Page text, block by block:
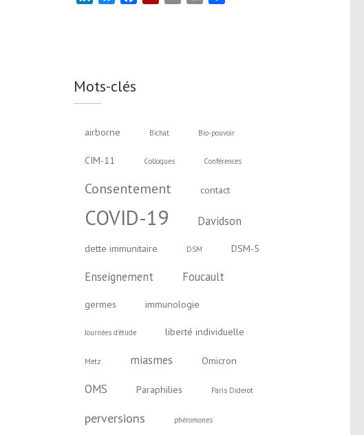
Mots-clés
airborne Bichat Bio-pouvoir
CIM-11 Colloques Conférences
Consentement contact
COVID-19 Davidson
dette immunitaire DSM DSM-5
Enseignement Foucault
germes immunologie
Journées d'étude liberté individuelle
Metz miasmes Omicron
OMS Paraphilies Paris Diderot
perversions phéromones